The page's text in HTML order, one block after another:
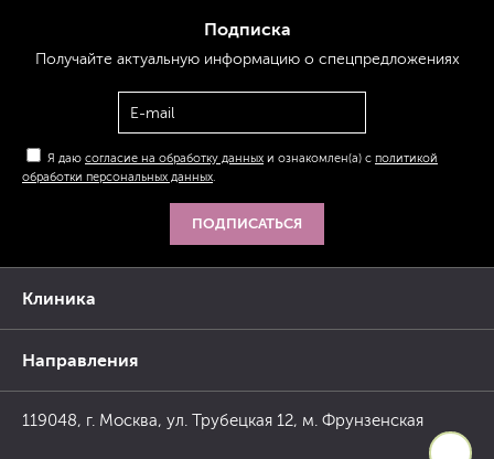
Клиника
Направления
119048, г. Москва, ул. Трубецкая 12, м. Фрунзенская
Подписка
Получайте актуальнуюинформациюо спецпредложениях
Я даю согласие на обработку данных и ознакомлен(а) с политикой
обработки персональных данных
ПОДПИСАТЬСЯ